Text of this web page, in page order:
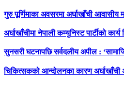
गुरु पूर्णिमाका अवसरमा अर्घाखाँची आवासीय
अर्घाखाँचीमा नेपाली कम्युनिस्ट पार्टीको
सुनसरी घटनापछि सर्वदलीय अपील :
चिकित्सकको आन्दोलनका कारण अर्घाखाँची